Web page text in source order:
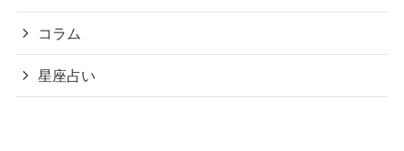
コラム
星座占い